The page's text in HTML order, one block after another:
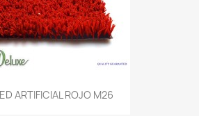
ARTIFICIAL ROJO M26